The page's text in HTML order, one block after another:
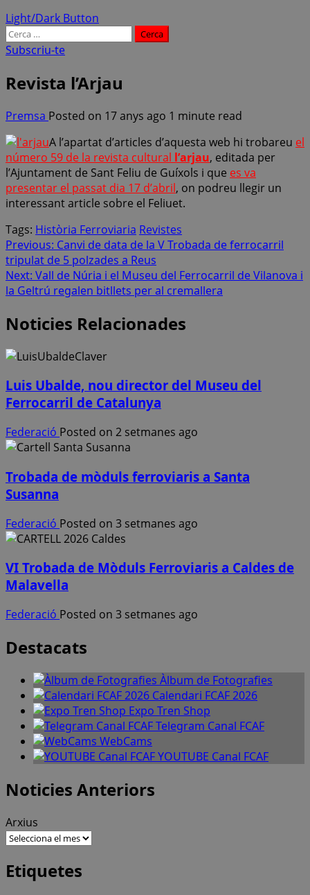
Light/Dark Button
Cerca:
Subscriu-te
Revista l’Arjau
Premsa Posted on 17 anys ago 1 minute read
A l’apartat d’articles d’aquesta web hi trobareu el
número 59 de la revista cultural l’arjau, editada per
l’Ajuntament de Sant Feliu de Guíxols i que es va
presentar el passat dia 17 d’abril, on podreu llegir un
interessant article sobre el Feliuet.
Tags: Història Ferroviaria Revistes
Post
navigation
Previous: Canvi de data de la V Trobada de ferrocarril
tripulat de 5 polzades a Reus
Next: Vall de Núria i el Museu del Ferrocarril de Vilanova i
la Geltrú regalen bitllets per al cremallera
Noticies Relacionades
Luis Ubalde, nou director del Museu del
Ferrocarril de Catalunya
Federació Posted on 2 setmanes ago
Trobada de mòduls ferroviaris a Santa
Susanna
Federació Posted on 3 setmanes ago
VI Trobada de Mòduls Ferroviaris a Caldes de
Malavella
Federació Posted on 3 setmanes ago
Destacats
Àlbum de Fotografies
Calendari FCAF 2026
Expo Tren Shop
Telegram Canal FCAF
WebCams
YOUTUBE Canal FCAF
Noticies Anteriors
Arxius
Etiquetes